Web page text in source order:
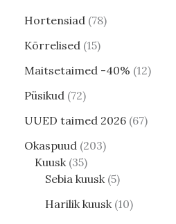
Hortensiad 78
Kõrrelised 15
Maitsetaimed -40% 12
Püsikud 72
UUED taimed 2026 67
Okaspuud 203
Kuusk 35
Sebia kuusk 5
Harilik kuusk 10